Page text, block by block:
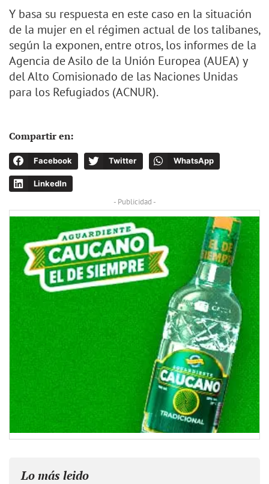
Y basa su respuesta en este caso en la situación
de la mujer en el régimen actual de los talibanes,
según la exponen, entre otros, los informes de la
Agencia de Asilo de la Unión Europea (AUEA) y
del Alto Comisionado de las Naciones Unidas
para los Refugiados (ACNUR).
Compartir en:
Facebook Twitter WhatsApp
LinkedIn
- Publicidad -
Lo más leido